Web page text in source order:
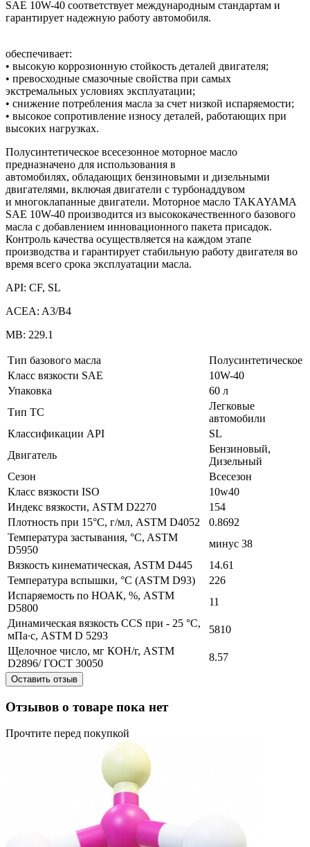
SAE 10W-40 соответствует международным стандартам и
гарантирует надежную работу автомобиля.
обеспечивает:
• высокую коррозионную стойкость деталей двигателя;
• превосходные смазочные свойства при самых
экстремальных условиях эксплуатации;
• снижение потребления масла за счет низкой испаряемости;
• высокое сопротивление износу деталей, работающих при
высоких нагрузках.
Полусинтетическое всесезонное моторное масло
предназначено для использования в
автомобилях, обладающих бензиновыми и дизельными
двигателями, включая двигатели с турбонаддувом
и многоклапанные двигатели. Моторное масло TAKAYAMA
SAE 10W-40 производится из высококачественного базового
масла с добавлением инновационного пакета присадок.
Контроль качества осуществляется на каждом этапе
производства и гарантирует стабильную работу двигателя во
время всего срока эксплуатации масла.
API: CF, SL
ACEA: A3/B4
MB: 229.1
Тип базового масла
Полусинтетическое
Класс вязкости SAE
10W-40
Упаковка
60 л
Тип ТС
Легковые
автомобили
Классификации API
SL
Двигатель
Бензиновый,
Дизельный
Сезон
Всесезон
Класс вязкости ISO
10w40
Индекс вязкости, ASTM D2270
154
Плотность при 15°C, г/мл, ASTM D4052
0.8692
Температура застывания, °C, ASTM
D5950
минус 38
Вязкость кинематическая, ASTM D445
14.61
Температура вспышки, °C (ASTM D93)
226
Испаряемость по НОАК, %, ASTM
D5800
11
Динамическая вязкость CCS при - 25 °С,
мПа∙с, ASTM D 5293
5810
Щелочное число, мг КОН/г, ASTM
D2896/ ГОСТ 30050
8.57
Оставить отзыв
Отзывов о товаре пока нет
Прочтите перед покупкой